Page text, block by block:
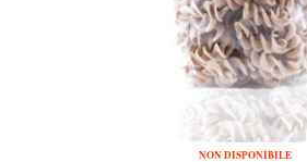
NON DISPONIBILE